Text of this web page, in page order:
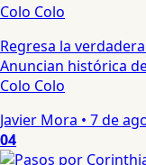
Regresa la
Anuncian histórica
Colo Colo
Javier Mora • 7 de
04